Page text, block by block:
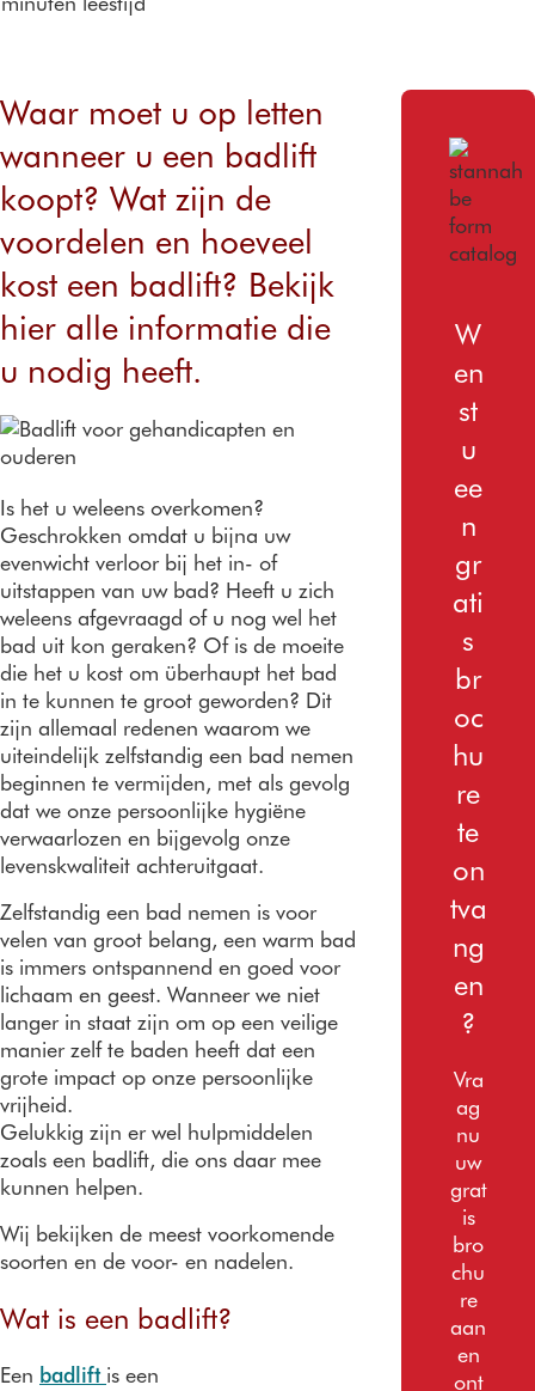
Prijzen van
trapliften
ngen
Prijzen
Waar moet u op letten
wanneer u een badlift
koopt? Wat zijn de
voordelen en hoeveel
kost een badlift? Bekijk
hier alle informatie die
u nodig heeft.
Is het u weleens overkomen?
Geschrokken omdat u bijna uw
evenwicht verloor bij het in- of
uitstappen van uw bad? Heeft u zich
weleens afgevraagd of u nog wel het
bad uit kon geraken? Of is de moeite
die het u kost om überhaupt het bad
in te kunnen te groot geworden? Dit
zijn allemaal redenen waarom we
uiteindelijk zelfstandig een bad nemen
beginnen te vermijden, met als gevolg
dat we onze persoonlijke hygiëne
verwaarlozen en bijgevolg onze
levenskwaliteit achteruitgaat.
Zelfstandig een bad nemen is voor
velen van groot belang, een warm bad
is immers ontspannend en goed voor
lichaam en geest. Wanneer we niet
langer in staat zijn om op een veilige
manier zelf te baden heeft dat een
grote impact op onze persoonlijke
vrijheid.
Gelukkig zijn er wel hulpmiddelen
zoals een badlift, die ons daar mee
kunnen helpen.
Wij bekijken de meest voorkomende
soorten en de voor- en nadelen.
Wat is een badlift?
Een badlift is een
W
en
st
u
ee
n
gr
ati
s
br
oc
hu
re
te
on
tva
ng
en
?
Vra
ag
nu
uw
grat
is
bro
chu
re
aan
en
ont